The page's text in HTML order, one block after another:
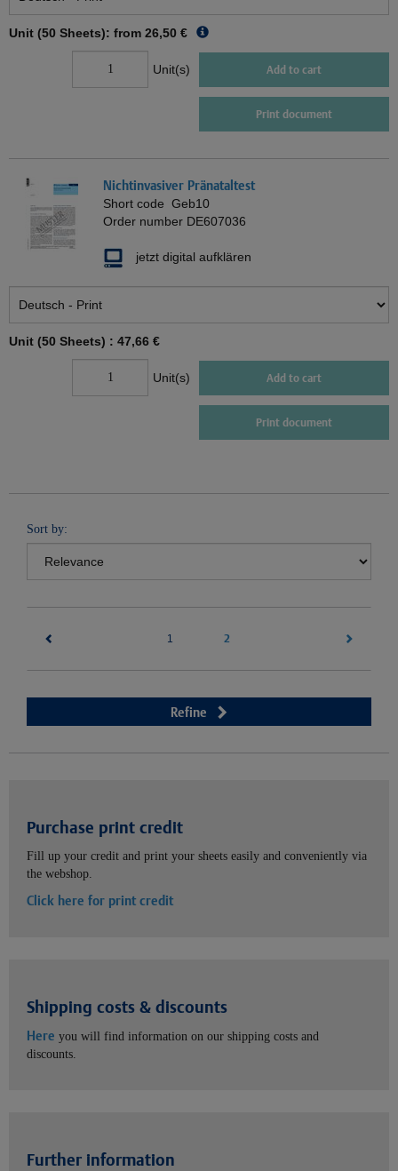
Unit (50 Sheets): from 26,50 €
Unit(s) Add to cart
Print document
Nichtinvasiver Pränataltest
Short code Geb10
Order number DE607036
jetzt digital aufklären
Unit (50 Sheets) : 47,66 €
Unit(s) Add to cart
Print document
Sort by:
1 2
Refine
Purchase print credit
Fill up your credit and print your sheets easily and conveniently via
the webshop.
Click here for print credit
Shipping costs & discounts
Here you will find information on our shipping costs and
discounts.
Further information